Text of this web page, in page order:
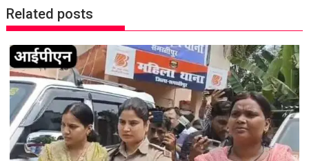
a
v
i
g
a
t
i
o
n
Related posts